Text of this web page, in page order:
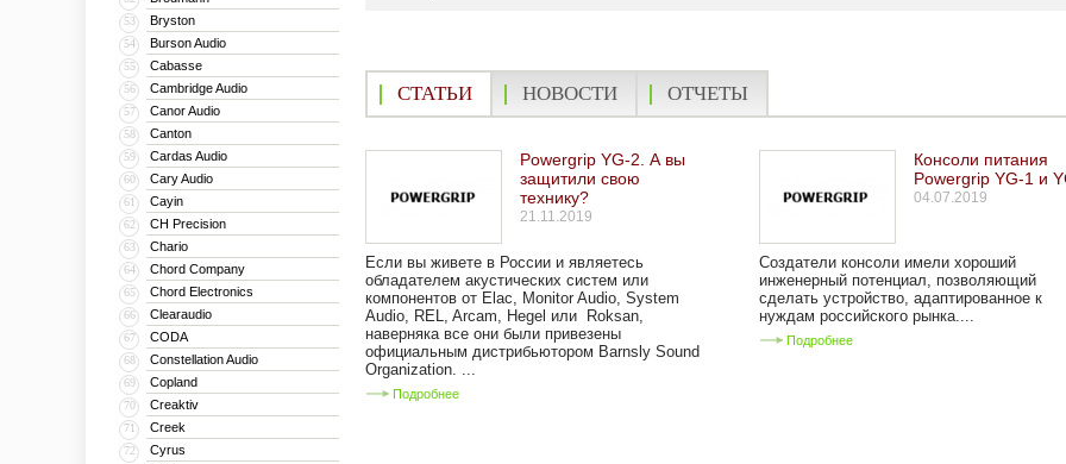
53 Bryston
54 Burson Audio
55 Cabasse
56 Cambridge Audio
57 Canor Audio
58 Canton
59 Cardas Audio
60 Cary Audio
61 Cayin
62 CH Precision
63 Chario
64 Chord Company
65 Chord Electronics
66 Clearaudio
67 CODA
68 Constellation Audio
69 Copland
70 Creaktiv
71 Creek
72 Cyrus
СТАТЬИ НОВОСТИ ОТЧЕТЫ
Powergrip YG-2. А вы
защитили свою
технику?
21.11.2019
Если вы живете в России и являетесь
обладателем акустических систем или
компонентов от Elac, Monitor Audio, System
Audio, REL, Arcam, Hegel или Roksan,
наверняка все они были привезены
официальным дистрибьютором Barnsly Sound
Organization. ...
Подробнее
Консоли питания
Powergrip YG-1 и
04.07.2019
Создатели консоли имели хороший
инженерный потенциал, позволяющий
сделать устройство, адаптированное к
нуждам российского рынка....
Подробнее